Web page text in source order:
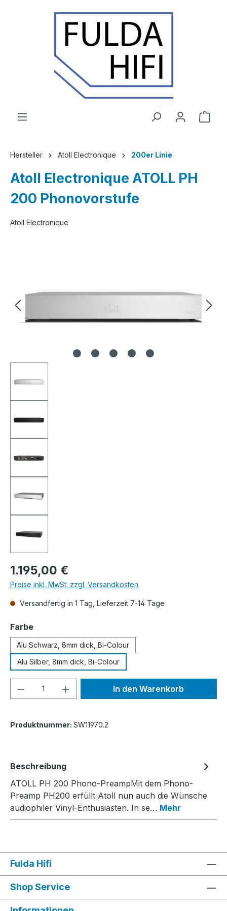
Zum Hauptinhalt springen
Hersteller Atoll Electronique 200er Linie
Atoll Electronique ATOLL PH
200 Phonovorstufe
Atoll Electronique
Regulärer Preis:
1.195,00 €
Preise inkl. MwSt. zzgl. Versandkosten
Versandfertig in 1 Tag, Lieferzeit 7-14 Tage
Farbeauswählen
Alu Schwarz, 8mm dick, Bi-Colour
Alu Silber, 8mm dick, Bi-Colour
Produkt Anzahl: Gib denIn den Warenkorb
Produktnummer: SW11970.2
Beschreibung
ATOLL PH 200 Phono-PreampMit dem Phono-
Preamp PH200 erfüllt Atoll nun auch die Wünsche
audiophiler Vinyl-Enthusiasten. In se… Mehr
Fulda Hifi
Shop Service